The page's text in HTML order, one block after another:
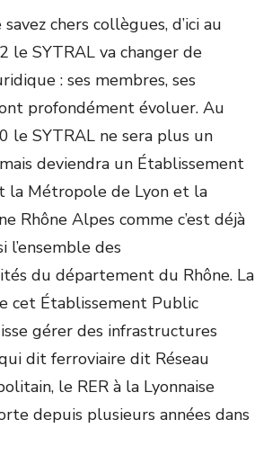
chers collègues, d’ici au
le SYTRAL va changer de
: ses membres, ses
profondément évoluer. Au
le SYTRAL ne sera plus un
deviendra un Établissement
la Métropole de Lyon et la
Rhône Alpes comme c’est déjà
l’ensemble des
du département du Rhône. La
cet Établissement Public
gérer des infrastructures
dit ferroviaire dit Réseau
le RER à la Lyonnaise
depuis plusieurs années dans